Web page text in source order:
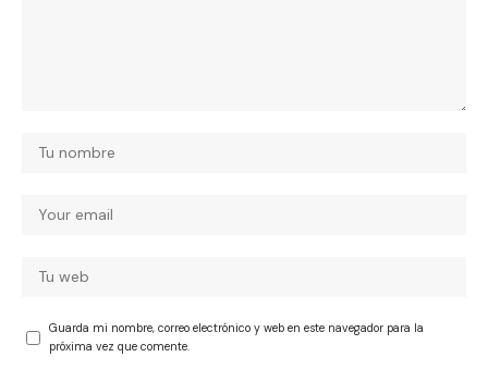
Guarda mi nombre, correo electrónico y web en este navegador para la
próxima vez que comente.